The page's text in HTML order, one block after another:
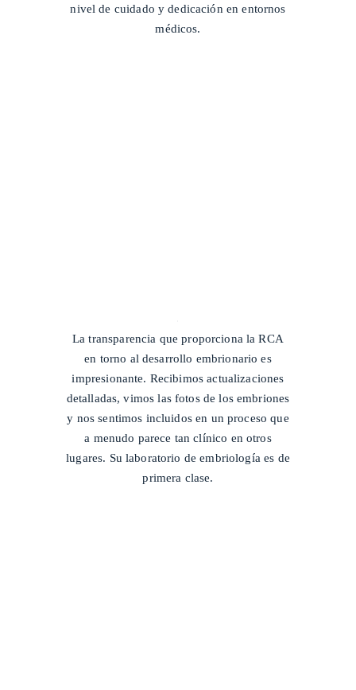
nivel de cuidado y dedicación en entornos
médicos.
La transparencia que proporciona la RCA
en torno al desarrollo embrionario es
impresionante. Recibimos actualizaciones
detalladas, vimos las fotos de los embriones
y nos sentimos incluidos en un proceso que
a menudo parece tan clínico en otros
lugares. Su laboratorio de embriología es de
primera clase.